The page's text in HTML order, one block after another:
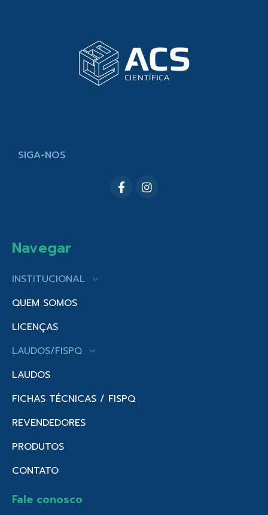
SIGA-NOS
Navegar
INSTITUCIONAL
QUEM SOMOS
LICENÇAS
LAUDOS/FISPQ
LAUDOS
FICHAS TÉCNICAS / FISPQ
REVENDEDORES
PRODUTOS
CONTATO
Fale conosco